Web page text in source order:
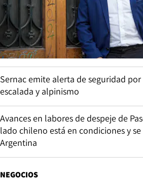
Sernac emite alerta de seguridad
escalada y alpinismo
Avances en labores de despeje de
lado chileno está en condiciones y
Argentina
NEGOCIOS